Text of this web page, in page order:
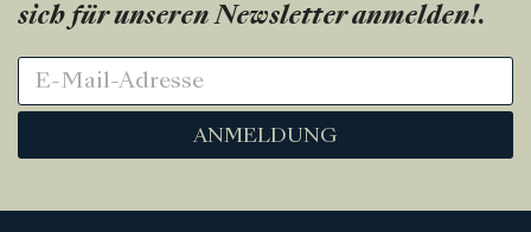
sich für unseren Newsletter anmelden!.
ANMELDUNG